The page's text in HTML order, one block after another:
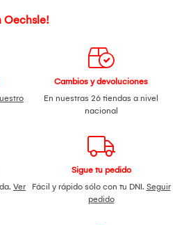
Oechsle!
Cambios y devoluciones
En nuestras 26 tiendas a nivel
nacional
Ver
Sigue tu pedido
Fácil y rápido sólo con tu DNI. Seguir
pedido